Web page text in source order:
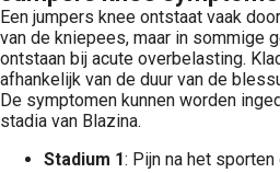
Een jumpers knee ontstaat vaak
van de kniepees, maar in sommige
ontstaan bij acute overbelasting.
afhankelijk van de duur van de
De symptomen kunnen worden
stadia van Blazina.
Stadium 1: Pijn na het